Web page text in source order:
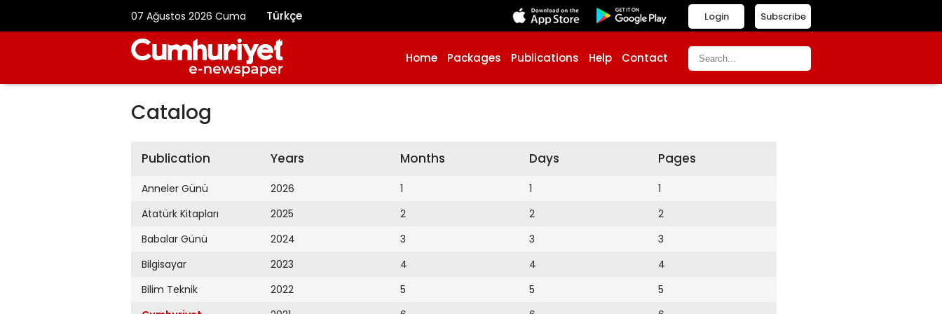
07 Ağustos 2026 Cuma Türkçe Subscribe
Login
Home Packages Publications Help Contact
Catalog
Publication
Anneler Günü
Atatürk Kitapları
Babalar Günü
Bilgisayar
Bilim Teknik
Years
2026
2025
2024
2023
2022
Months
1
2
3
4
5
Days
1
2
3
4
5
Pages
1
2
3
4
5